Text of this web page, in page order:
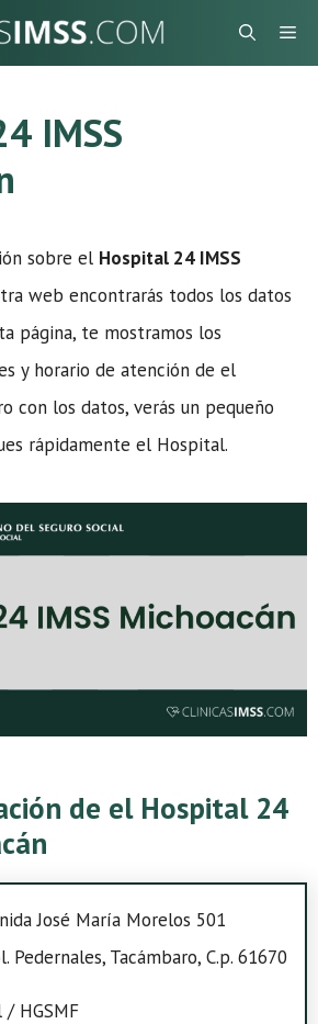
IMSS
sobre el Hospital 24 IMSS
web encontrarás todos los datos
página, te mostramos los
y horario de atención de el
con los datos, verás un pequeño
rápidamente el Hospital.
de el Hospital 24
José María Morelos 501
Pedernales, Tacámbaro, C.p. 61670
HGSMF